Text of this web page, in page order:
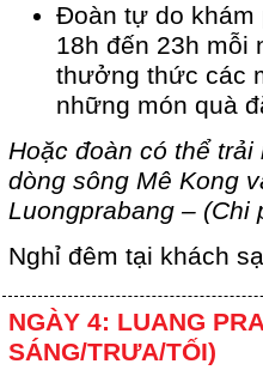
Đoàn tự do khám
18h đến 23h mỗi
thưởng thức các
những món quà
Hoặc đoàn có thể
dòng sông Mê Kong
Luongprabang – (Chi
Nghỉ đêm tại khách
NGÀY 4: LUANG
SÁNG/TRƯA/TỐI)